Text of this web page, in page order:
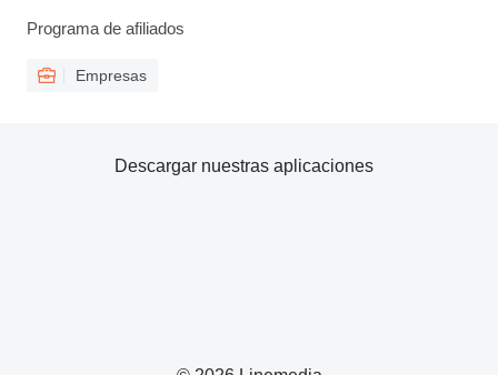
Programa de afiliados
Empresas
Descargar nuestras aplicaciones